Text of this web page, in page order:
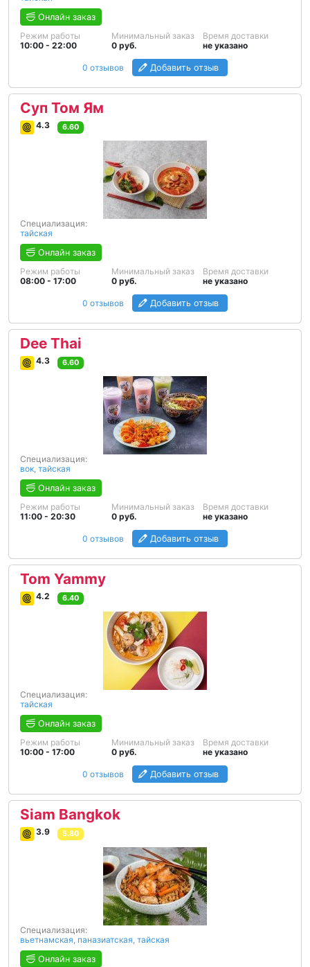
Онлайн заказ
Режим работы
10:00 - 22:00
Минимальный заказ
0 руб.
Время доставки
не указано
0 отзывов Добавить отзыв
Суп Том Ям
4.3 6.60
Специализация:
тайская
Онлайн заказ
Режим работы
08:00 - 17:00
Минимальный заказ
0 руб.
Время доставки
не указано
0 отзывов Добавить отзыв
Dee Thai
4.3 6.60
Специализация:
вок, тайская
Онлайн заказ
Режим работы
11:00 - 20:30
Минимальный заказ
0 руб.
Время доставки
не указано
0 отзывов Добавить отзыв
Tom Yammy
4.2 6.40
Специализация:
тайская
Онлайн заказ
Режим работы
10:00 - 17:00
Минимальный заказ
0 руб.
Время доставки
не указано
0 отзывов Добавить отзыв
Siam Bangkok
3.9 5.80
Специализация:
вьетнамская, паназиатская, тайская
Онлайн заказ